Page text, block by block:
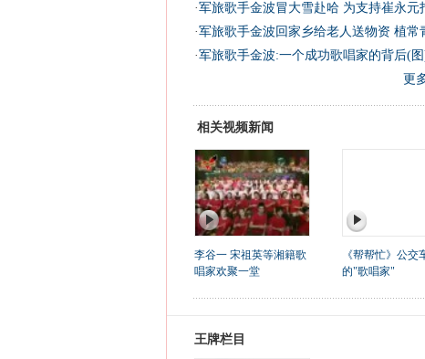
·军旅歌手金波冒大雪赴哈 为支持崔永元
·军旅歌手金波回家乡给老人送物资 植常
·军旅歌手金波:一个成功歌唱家的背后(
更
相关视频新闻
李谷一 宋祖英等湘籍歌
唱家欢聚一堂
《帮帮忙》公交
的"歌唱家"
王牌栏目